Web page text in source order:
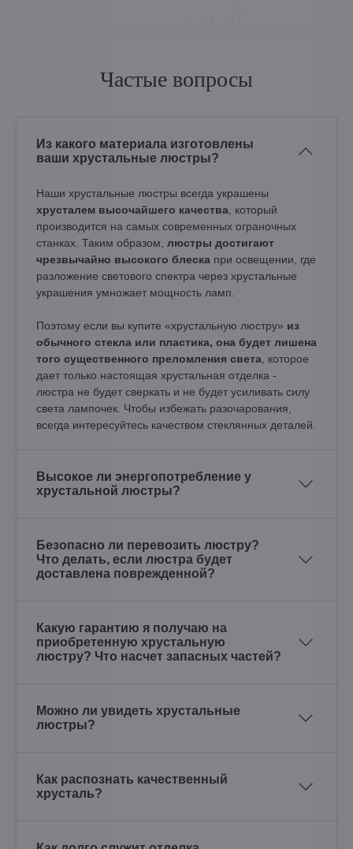
Частые вопросы
Из какого материала изготовлены
ваши хрустальные люстры?
Наши хрустальные люстры всегда украшены
хрусталем высочайшего качества , который
производится на самых современных ограночных
станках. Таким образом, люстры достигают
чрезвычайно высокого блеска при освещении, где
разложение светового спектра через хрустальные
украшения умножает мощность ламп.
Поэтому если вы купите «хрустальную люстру» из
обычного стекла или пластика, она будет лишена
того существенного преломления света , которое
дает только настоящая хрустальная отделка -
люстра не будет сверкать и не будет усиливать силу
света лампочек. Чтобы избежать разочарования,
всегда интересуйтесь качеством стеклянных деталей.
Высокое ли энергопотребление у
хрустальной люстры?
Безопасно ли перевозить люстру?
Что делать, если люстра будет
доставлена поврежденной?
Какую гарантию я получаю на
приобретенную хрустальную
люстру? Что насчет запасных частей?
Можно ли увидеть хрустальные
люстры?
Как распознать качественный
хрусталь?